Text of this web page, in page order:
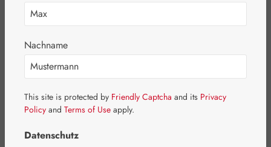
Bildergalerie überspringen
Nachname
This site is protected by Friendly Captcha and its Privacy
Policy and Terms of Use apply.
Datenschutz